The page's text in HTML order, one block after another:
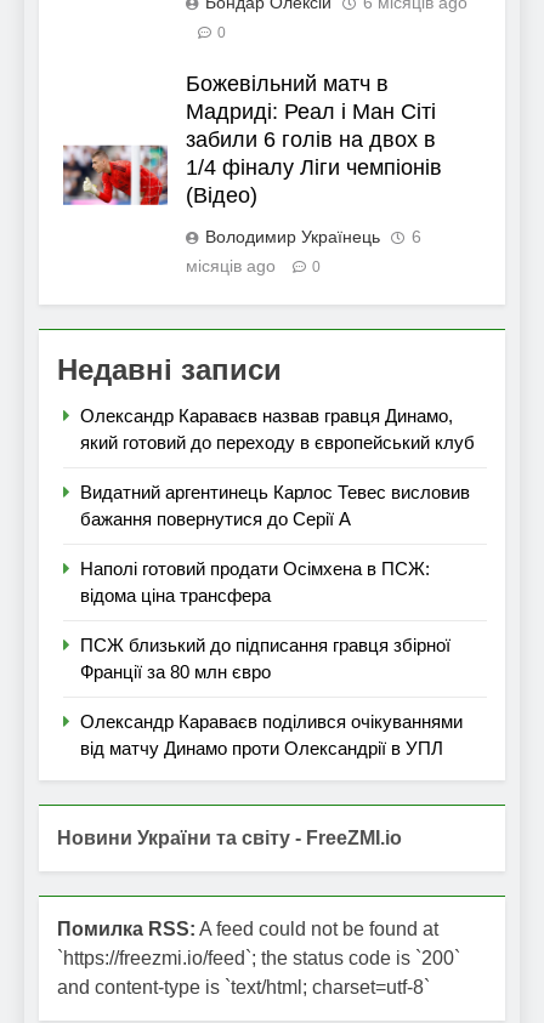
0
Божевільний матч в
Мадриді: Реал і Ман Сіті
забили 6 голів на двох в
1/4 фіналу Ліги чемпіонів
(Відео)
Володимир Українець
6
місяців ago
0
Недавні записи
Олександр Караваєв назвав гравця Динамо,
який готовий до переходу в європейський клуб
Видатний аргентинець Карлос Тевес висловив
бажання повернутися до Серії А
Наполі готовий продати Осімхена в ПСЖ:
відома ціна трансфера
ПСЖ близький до підписання гравця збірної
Франції за 80 млн євро
Олександр Караваєв поділився очікуваннями
від матчу Динамо проти Олександрії в УПЛ
Новини України та світу - FreeZMI.io
Помилка RSS: A feed could not be found at
`https://freezmi.io/feed`; the status code is `200`
and content-type is `text/html; charset=utf-8`